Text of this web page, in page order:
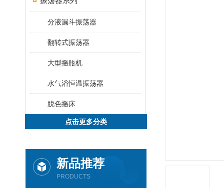
分液漏斗振荡器
翻转式振荡器
大型摇瓶机
水气浴恒温振荡器
脱色摇床
点击更多分类
新品推荐
PRODUCTS